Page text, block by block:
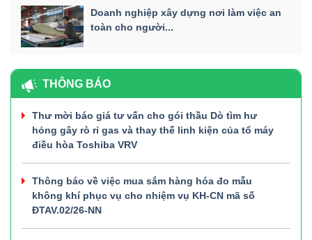
Doanh nghiệp xây dựng nơi làm việc an
toàn cho người...
THÔNG BÁO
Thư mời báo giá tư vấn cho gói thầu Dò tìm hư
hỏng gây rò rỉ gas và thay thế linh kiện của tổ máy
điều hòa Toshiba VRV
Thông báo về việc mua sắm hàng hóa đo mẫu
không khí phục vụ cho nhiệm vụ KH-CN mã số
ĐTAV.02/26-NN